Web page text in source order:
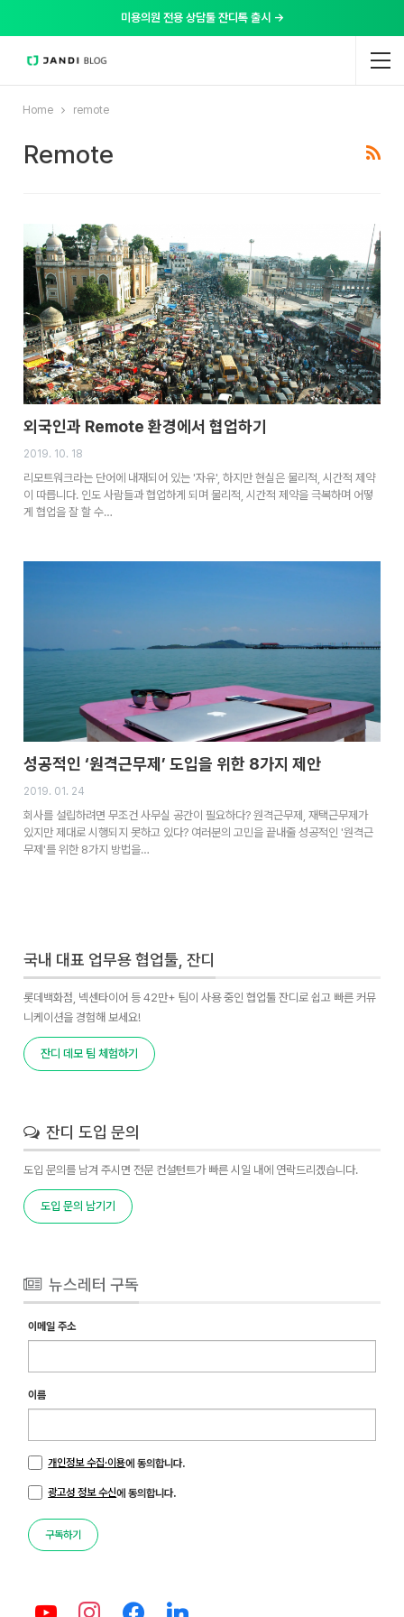
미용의원 전용 상담툴 잔디톡 출시 →
Home remote
Remote
외국인과 Remote 환경에서 협업하기
2019. 10. 18
리모트워크라는 단어에 내재되어 있는 '자유', 하지만 현실은 물리적, 시간적 제약
이 따릅니다. 인도 사람들과 협업하게 되며 물리적, 시간적 제약을 극복하며 어떻
게 협업을 잘 할 수…
성공적인 ‘원격근무제’ 도입을 위한 8가지 제안
2019. 01. 24
회사를 설립하려면 무조건 사무실 공간이 필요하다? 원격근무제, 재택근무제가
있지만 제대로 시행되지 못하고 있다? 여러분의 고민을 끝내줄 성공적인 '원격근
무제'를 위한 8가지 방법을…
국내 대표 업무용 협업툴, 잔디
롯데백화점, 넥센타이어 등 42만+ 팀이 사용 중인 협업툴 잔디로 쉽고 빠른 커뮤
니케이션을 경험해 보세요!
잔디 데모 팀 체험하기
잔디 도입 문의
도입 문의를 남겨 주시면 전문 컨설턴트가 빠른 시일 내에 연락드리겠습니다.
도입 문의 남기기
뉴스레터 구독
이메일 주소
이름
개인정보 수집·이용에 동의합니다.
광고성 정보 수신에 동의합니다.
구독하기